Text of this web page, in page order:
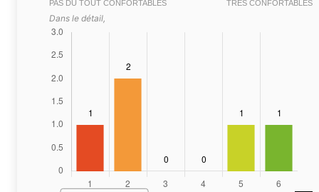
PAS DU TOUT CONFORTABLES TRÈS CONFORTABLES
Dans le détail,